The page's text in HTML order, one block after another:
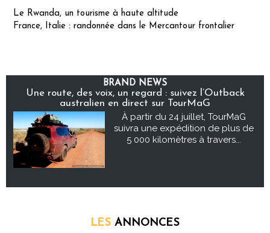
Le Rwanda, un tourisme à haute altitude
France, Italie : randonnée dans le Mercantour frontalier
BRAND NEWS
Une route, des voix, un regard : suivez l’Outback
australien en direct sur TourMaG
À partir du 24 juillet, TourMaG
suivra une expédition de plus de
5 000 kilomètres à travers...
LES ANNONCES